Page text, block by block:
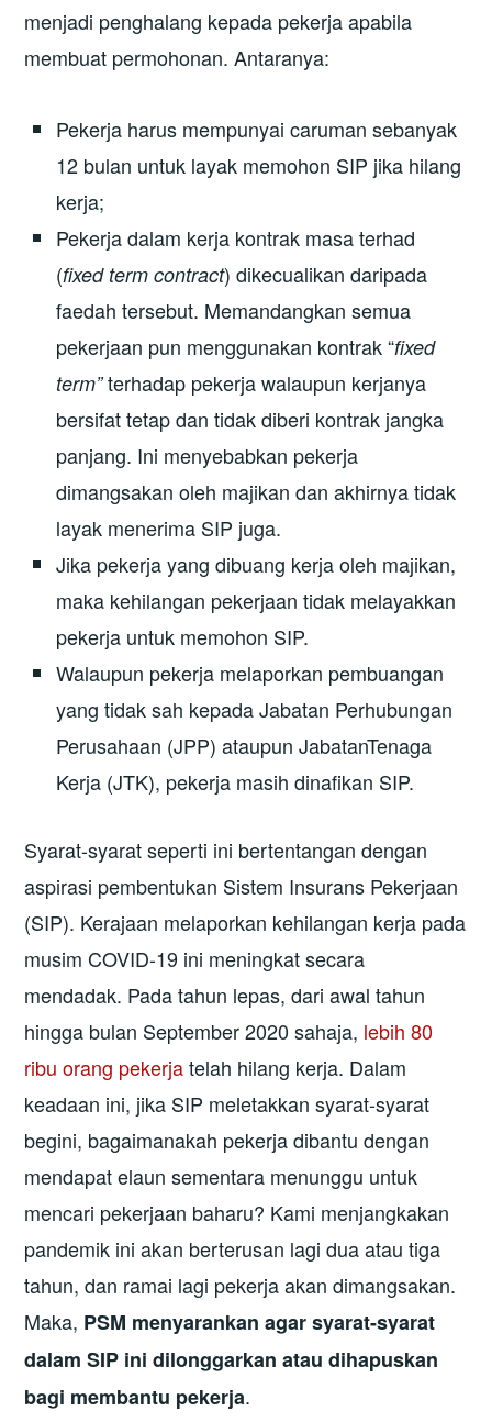
menjadi penghalang kepada pekerja apabila
membuat permohonan. Antaranya:
Pekerja harus mempunyai caruman sebanyak
12 bulan untuk layak memohon SIP jika hilang
kerja;
Pekerja dalam kerja kontrak masa terhad
(fixed term contract) dikecualikan daripada
faedah tersebut. Memandangkan semua
pekerjaan pun menggunakan kontrak “fixed
term”terhadap pekerja walaupun kerjanya
bersifat tetap dan tidak diberi kontrak jangka
panjang. Ini menyebabkan pekerja
dimangsakan oleh majikan dan akhirnya tidak
layak menerima SIP juga.
Jika pekerja yang dibuang kerja oleh majikan,
maka kehilangan pekerjaan tidak melayakkan
pekerja untuk memohon SIP.
Walaupun pekerja melaporkan pembuangan
yang tidak sah kepada Jabatan Perhubungan
Perusahaan (JPP) ataupun JabatanTenaga
Kerja (JTK), pekerja masih dinafikan SIP.
Syarat-syarat seperti ini bertentangan dengan
aspirasi pembentukan Sistem Insurans Pekerjaan
(SIP). Kerajaan melaporkan kehilangan kerja pada
musim COVID-19 ini meningkat secara
mendadak. Pada tahun lepas, dari awal tahun
hingga bulan September 2020 sahaja, lebih 80
ribu orang pekerjatelah hilang kerja. Dalam
keadaan ini, jika SIP meletakkan syarat-syarat
begini, bagaimanakah pekerja dibantu dengan
mendapat elaun sementara menunggu untuk
mencari pekerjaan baharu? Kami menjangkakan
pandemik ini akan berterusan lagi dua atau tiga
tahun, dan ramai lagi pekerja akan dimangsakan.
Maka, PSM menyarankan agar syarat-syarat
dalam SIP ini dilonggarkan atau dihapuskan
bagi membantu pekerja.